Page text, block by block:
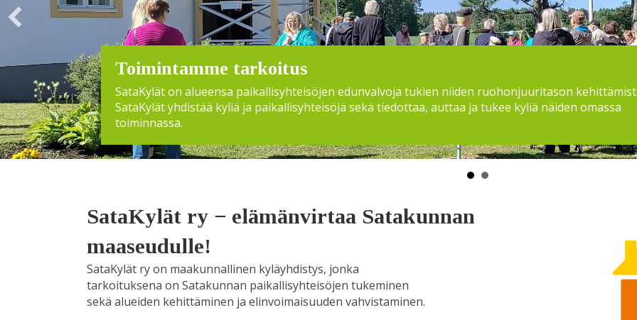
Toimintamme tarkoitus
SataKylät on alueensa paikallisyhteisöjen edunvalvoja tukien niiden ruohonjuuritason
SataKylät yhdistää kyliä ja paikallisyhteisöjä sekä tiedottaa, auttaa ja tukee kyliä näiden omassa
toiminnassa.
SataKylät ry − elämänvirtaa Satakunnan
maaseudulle!
SataKylät ry on maakunnallinen kyläyhdistys, jonka
tarkoituksena on Satakunnan paikallisyhteisöjen tukeminen
sekä alueiden kehittäminen ja elinvoimaisuuden vahvistaminen.